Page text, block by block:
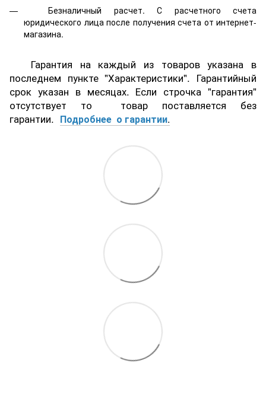
Безналичный расчет. С расчетного счета
юридического лица после получения счета от интернет-
магазина.
Гарантия на каждый из товаров указана в
последнем пункте "Характеристики". Гарантийный
срок указан в месяцах. Если строчка "гарантия"
отсутствует то товар поставляется без
гарантии. Подробнее о гарантии.